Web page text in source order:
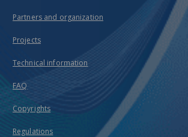
Partners and organization
Projects
Technical information
FAQ
Copyrights
Regulations